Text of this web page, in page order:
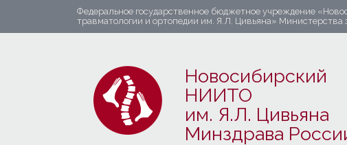
Федеральное государственное бюджетное учреждение
травматологии и ортопедии им. Я.Л. Цивьяна» Министерства
Новосибирский
НИИТО
им. Я.Л. Цивьяна
Минздрава